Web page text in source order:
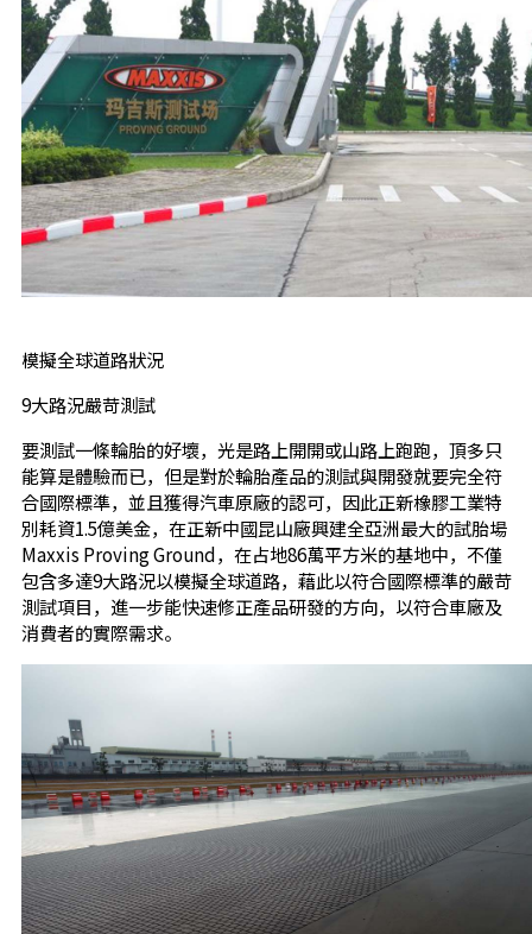
模擬全球道路狀況
9大路況嚴苛測試
要測試一條輪胎的好壞，光是路上開開或山路上跑跑，頂多只
能算是體驗而已，但是對於輪胎產品的測試與開發就要完全符
合國際標準，並且獲得汽車原廠的認可，因此正新橡膠工業特
別耗資1.5億美金，在正新中國昆山廠興建全亞洲最大的試胎場
Maxxis Proving Ground，在占地86萬平方米的基地中，不僅
包含多達9大路況以模擬全球道路，藉此以符合國際標準的嚴苛
測試項目，進一步能快速修正產品研發的方向，以符合車廠及
消費者的實際需求。